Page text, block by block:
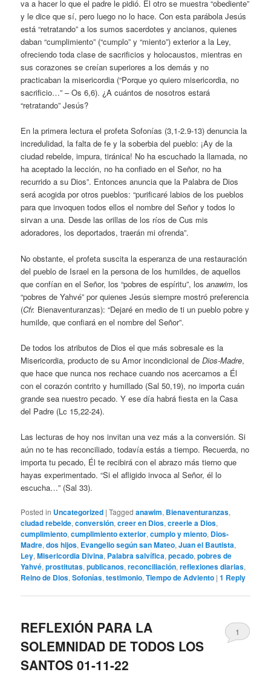
va a hacer lo que el padre le pidió. El otro se muestra “obediente”
y le dice que sí, pero luego no lo hace. Con esta parábola Jesús
está “retratando” a los sumos sacerdotes y ancianos, quienes
daban “cumplimiento” (“cumplo” y “miento”) exterior a la Ley,
ofreciendo toda clase de sacrificios y holocaustos, mientras en
sus corazones se creían superiores a los demás y no
practicaban la misericordia (“Porque yo quiero misericordia, no
sacrificio…” – Os 6,6). ¿A cuántos de nosotros estará
“retratando” Jesús?
En la primera lectura el profeta Sofonías (3,1-2.9-13) denuncia la
incredulidad, la falta de fe y la soberbia del pueblo: ¡Ay de la
ciudad rebelde, impura, tiránica! No ha escuchado la llamada, no
ha aceptado la lección, no ha confiado en el Señor, no ha
recurrido a su Dios”. Entonces anuncia que la Palabra de Dios
será acogida por otros pueblos: “purificaré labios de los pueblos
para que invoquen todos ellos el nombre del Señor y todos lo
sirvan a una. Desde las orillas de los ríos de Cus mis
adoradores, los deportados, traerán mi ofrenda”.
No obstante, el profeta suscita la esperanza de una restauración
del pueblo de Israel en la persona de los humildes, de aquellos
que confían en el Señor, los “pobres de espíritu”, losanawim, los
“pobres de Yahvé” por quienes Jesús siempre mostró preferencia
(Cfr. Bienaventuranzas): “Dejaré en medio de ti un pueblo pobre y
humilde, que confiará en el nombre del Señor”.
De todos los atributos de Dios el que más sobresale es la
Misericordia, producto de su Amor incondicional deDios-Madre,
que hace que nunca nos rechace cuando nos acercamos a Él
con el corazón contrito y humillado (Sal 50,19), no importa cuán
grande sea nuestro pecado. Y ese día habrá fiesta en la Casa
del Padre (Lc 15,22-24).
Las lecturas de hoy nos invitan una vez más a la conversión. Si
aún no te has reconciliado, todavía estás a tiempo. Recuerda, no
importa tu pecado, Él te recibirá con el abrazo más tierno que
hayas experimentado. “Si el afligido invoca al Señor, él lo
escucha…” (Sal 33).
Posted in Uncategorized |Tagged anawim, Bienaventuranzas,
ciudad rebelde,conversión,creer en Dios,creerle a Dios,
cumplimiento,cumplimiento exterior,cumplo y miento, Dios-
Madre,dos hijos, Evangelio según san Mateo,Juan el Bautista,
Ley,Misericordia Divina, Palabra salvífica,pecado,pobres de
Yahvé,prostitutas,publicanos,reconciliación,reflexiones diarias,
Reino de Dios,Sofonías,testimonio,Tiempo de Adviento |1 Reply
REFLEXIÓN PARA LA
SOLEMNIDAD DE TODOS LOS
SANTOS 01-11-22
1